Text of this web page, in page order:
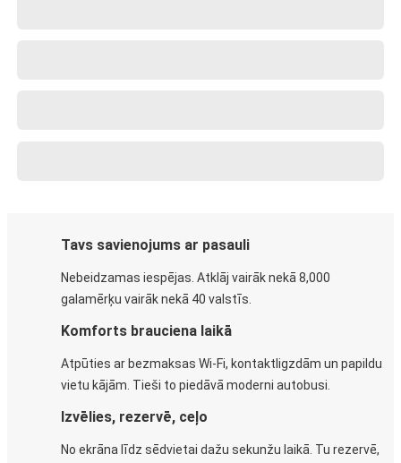
Tavs savienojums ar pasauli
Nebeidzamas iespējas. Atklāj vairāk nekā 8,000
galamērķu vairāk nekā 40 valstīs.
Komforts brauciena laikā
Atpūties ar bezmaksas Wi-Fi, kontaktligzdām un papildu
vietu kājām. Tieši to piedāvā moderni autobusi.
Izvēlies, rezervē, ceļo
No ekrāna līdz sēdvietai dažu sekunžu laikā. Tu rezervē,